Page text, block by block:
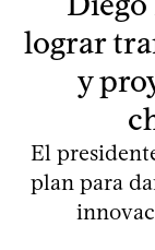
lograr
y
El
plan para